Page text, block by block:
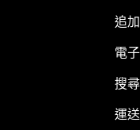
追
電
搜
運送